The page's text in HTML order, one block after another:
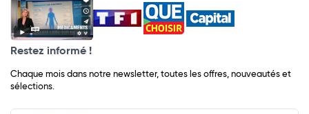
Restez informé !
Chaque mois dans notre newsletter, toutes les offres, nouveautés et
sélections.
Input